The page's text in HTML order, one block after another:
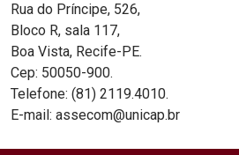
Rua do Príncipe, 526,
Bloco R, sala 117,
Boa Vista, Recife-PE.
Cep: 50050-900.
Telefone: (81) 2119.4010.
E-mail: assecom@unicap.br